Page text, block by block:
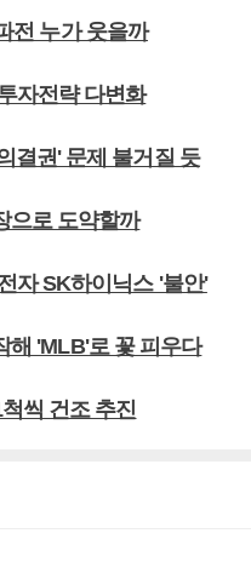
전 누가 웃을까
자전략 다변화
결권' 문제 불거질 듯
으로 도약할까
자 SK하이닉스 '불안'
해 'MLB'로 꽃 피우다
씩 건조 추진